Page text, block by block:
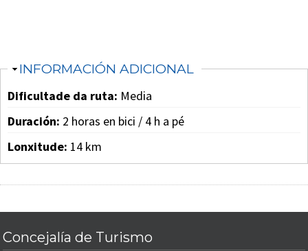
OCULTAR
INFORMACIÓN ADICIONAL
Dificultade da ruta: Media
Duración: 2 horas en bici / 4 h a pé
Lonxitude: 14 km
Concejalía de Turismo